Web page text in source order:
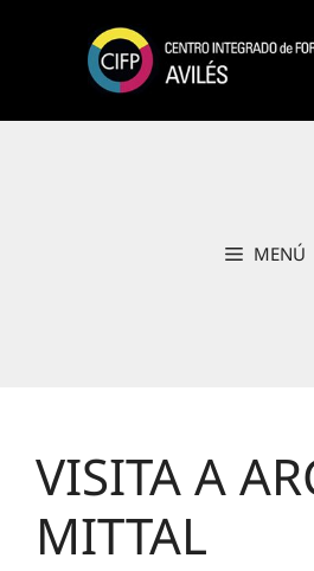
contenido
MENÚ
VISITA A
MITTAL